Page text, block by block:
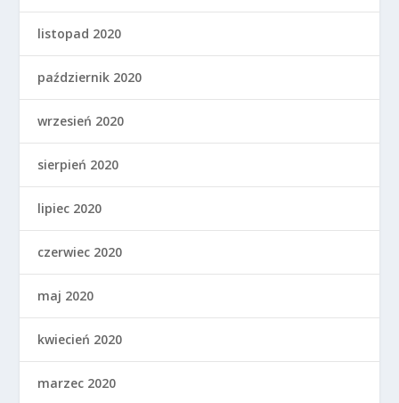
listopad 2020
październik 2020
wrzesień 2020
sierpień 2020
lipiec 2020
czerwiec 2020
maj 2020
kwiecień 2020
marzec 2020